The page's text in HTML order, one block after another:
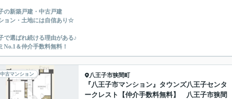
の新築戸建・中古戸建
ョン・土地には自信あり☆
で選ばれ続ける理由がある♪
No.1＆仲介手数料無料！
中古マンション 八王子市狭間町
『八王子市マンション』タウンズ八王子センタ
ークレスト【仲介手数料無料】 八王子市狭間